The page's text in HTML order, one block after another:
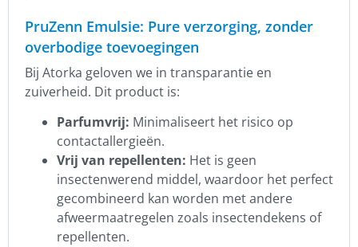
PruZenn Emulsie: Pure verzorging, zonder
overbodige toevoegingen
Bij Atorka geloven we in transparantie en
zuiverheid. Dit product is:
Parfumvrij: Minimaliseert het risico op
contactallergieën.
Vrij van repellenten: Het is geen
insectenwerend middel, waardoor het perfect
gecombineerd kan worden met andere
afweermaatregelen zoals insectendekens of
repellenten.